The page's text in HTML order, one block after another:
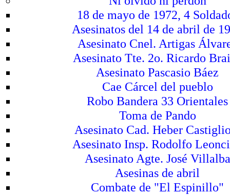
18 de mayo de 1972, 4
Asesinatos del 14 de abril de
Asesinato Cnel. Artigas
Asesinato Tte. 2o. Ricardo
Asesinato Pascasio Báez
Cae Cárcel del pueblo
Robo Bandera 33 Orientales
Toma de Pando
Asesinato Cad. Heber
Asesinato Insp. Rodolfo
Asesinato Agte. José Villalba
Asesinas de abril
Combate de "El Espinillo"